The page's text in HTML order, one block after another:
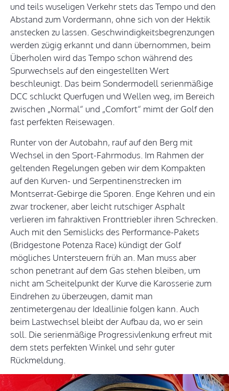
und teils wuseligen Verkehr stets das Tempo und den
Abstand zum Vordermann, ohne sich von der Hektik
anstecken zu lassen. Geschwindigkeitsbegrenzungen
werden zügig erkannt und dann übernommen, beim
Überholen wird das Tempo schon während des
Spurwechsels auf den eingestellten Wert
beschleunigt. Das beim Sondermodell serienmäßige
DCC schluckt Querfugen und Wellen weg, im Bereich
zwischen „Normal“ und „Comfort“ mimt der Golf den
fast perfekten Reisewagen.
Runter von der Autobahn, rauf auf den Berg mit
Wechsel in den Sport-Fahrmodus. Im Rahmen der
geltenden Regelungen geben wir dem Kompakten
auf den Kurven- und Serpentinenstrecken im
Montserrat-Gebirge die Sporen. Enge Kehren und ein
zwar trockener, aber leicht rutschiger Asphalt
verlieren im fahraktiven Fronttriebler ihren Schrecken.
Auch mit den Semislicks des Performance-Pakets
(Bridgestone Potenza Race) kündigt der Golf
mögliches Untersteuern früh an. Man muss aber
schon penetrant auf dem Gas stehen bleiben, um
nicht am Scheitelpunkt der Kurve die Karosserie zum
Eindrehen zu überzeugen, damit man
zentimetergenau der Ideallinie folgen kann. Auch
beim Lastwechsel bleibt der Aufbau da, wo er sein
soll. Die serienmäßige Progressivlenkung erfreut mit
dem stets perfekten Winkel und sehr guter
Rückmeldung.